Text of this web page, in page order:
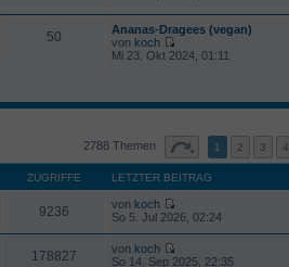
u
e
t
e
t
r
a
g
50
Ananas-Dragees (vegan)
von koch
N
s
r
B
i
a
g
Mi 23. Okt 2024, 01:11
2788 Themen 1 2 3 4
ZUGRIFFE LETZTER BEITRAG
9236 von koch
N
So 5. Jul 2026, 02:24
178827 von koch
N
So 14. Sep 2025, 22:35